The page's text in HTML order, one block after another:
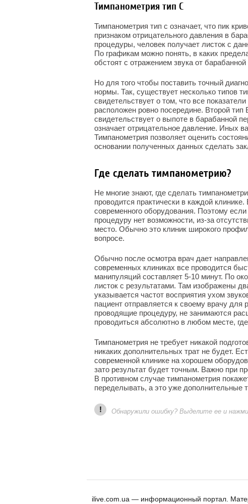
Тимпанометрия тип С
Тимпанометрия тип с означает, что пик
признаком отрицательного давления в
процедуры, человек получает листок с
По графикам можно понять, в каких
обстоят с отражением звука от барабанной
Но для того чтобы поставить точный
нормы. Так, существует несколько типов
свидетельствует о том, что все
расположен ровно посередине. Второй
свидетельствует о выпоте в барабанной
означает отрицательное давление. Иных
Тимпанометрия позволяет оценить
основании полученных данных сделать
Где сделать тимпанометрию?
Не многие знают, где сделать
проводится практически в каждой
современного оборудования. Поэтому
процедуру нет возможности, из-за
место. Обычно это клиник широкого
вопросе.
Обычно после осмотра врач дает
современных клиниках все проводится
манипуляций составляет 5-10 минут. По
листок с результатами. Там изображены
указывается частот восприятия ухом
пациент отправляется к своему врачу
проводящие процедуру, не занимаются
проводиться абсолютно в любом месте,
Тимпанометрия не требует никакой
никаких дополнительных трат не будет.
современной клинике на хорошем
зато результат будет точным. Важно при
В противном случае тимпанометрия
переделывать, а это уже дополнительные
! Обнаружили ошибку? Выделите ее и
ilive.com.ua — информационный портал.